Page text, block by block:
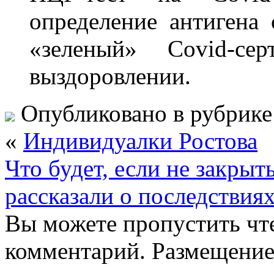
определение
«зеленый» Covid-
выздоровлении.
Опубликовано в
« Индивидуалки Ростова
Что будет, если не
рассказали о
Вы можете пропустить
комментарий.